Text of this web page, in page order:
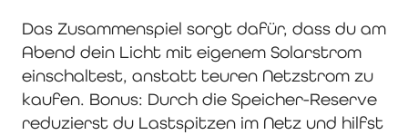
Das Zusammenspiel sorgt dafür, dass du am
Abend dein Licht mit eigenem Solarstrom
einschaltest, anstatt teuren Netzstrom zu
kaufen. Bonus: Durch die Speicher-Reserve
reduzierst du Lastspitzen im Netz und hilfst